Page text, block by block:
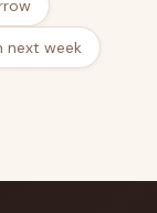
next week